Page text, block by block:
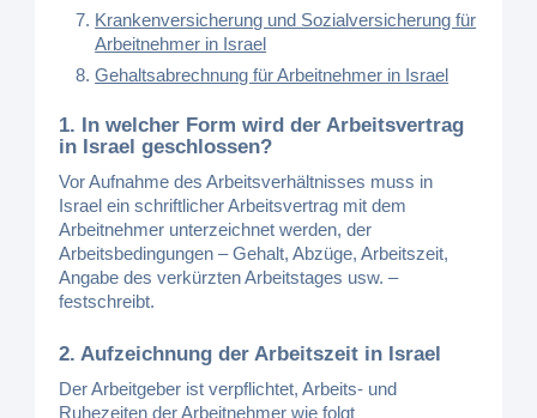
Krankenversicherung und Sozialversicherung für
Arbeitnehmer in Israel
Gehaltsabrechnung für Arbeitnehmer in Israel
1. In welcher Form wird der Arbeitsvertrag
in Israel geschlossen?
Vor Aufnahme des Arbeitsverhältnisses muss in
Israel ein schriftlicher Arbeitsvertrag mit dem
Arbeitnehmer unterzeichnet werden, der
Arbeitsbedingungen – Gehalt, Abzüge, Arbeitszeit,
Angabe des verkürzten Arbeitstages usw. –
festschreibt.
2. Aufzeichnung der Arbeitszeit in Israel
Der Arbeitgeber ist verpflichtet, Arbeits- und
Ruhezeiten der Arbeitnehmer wie folgt